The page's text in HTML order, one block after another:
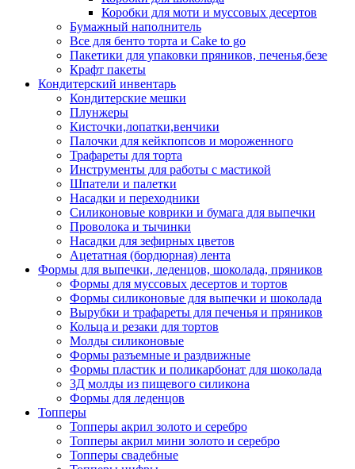
Коробки для моти и муссовых десертов
Бумажный наполнитель
Все для бенто торта и Cake to go
Пакетики для упаковки пряников, печенья,безе
Крафт пакеты
Кондитерский инвентарь
Кондитерские мешки
Плунжеры
Кисточки,лопатки,венчики
Палочки для кейкпопсов и мороженного
Трафареты для торта
Инструменты для работы с мастикой
Шпатели и палетки
Насадки и переходники
Силиконовые коврики и бумага для выпечки
Проволока и тычинки
Насадки для зефирных цветов
Ацетатная (бордюрная) лента
Формы для выпечки, леденцов, шоколада, пряников
Формы для муссовых десертов и тортов
Формы силиконовые для выпечки и шоколада
Вырубки и трафареты для печенья и пряников
Кольца и резаки для тортов
Молды силиконовые
Формы разъемные и раздвижные
Формы пластик и поликарбонат для шоколада
3Д молды из пищевого силикона
Формы для леденцов
Топперы
Топперы акрил золото и серебро
Топперы акрил мини золото и серебро
Топперы свадебные